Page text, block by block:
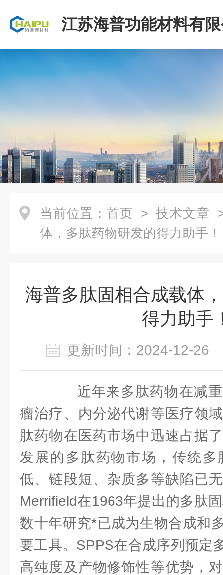
江苏海普功能材料有
当前位置： 首页 > 技术文章
体，多肽药物研发的得力助手！
海普多肽固相合成载体
得力助手
更新时间：2024-12-
近年来多肽药物在减重
瘤治疗、内分泌代谢等医疗领
肽药物在医药市场中迅速占据
发展的多肽药物市场，传统
低、链段短、杂质多等缺陷已
Merrifield在1963年提出的多肽
数十年研究*已成为生物合成和
要工具。SPPS在合成序列预定
高纯度及产物修饰性等优势，